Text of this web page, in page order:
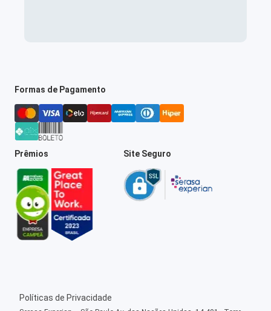
Formas de Pagamento
Prêmios Site Seguro
Políticas de Privacidade